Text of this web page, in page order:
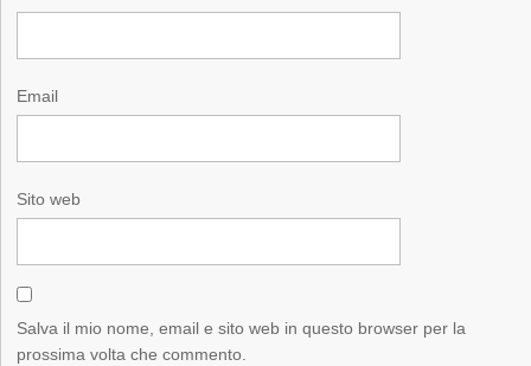
Email
Sito web
Salva il mio nome, email e sito web in questo browser per la
prossima volta che commento.